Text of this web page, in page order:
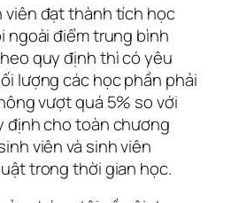
viên đạt thành tích học
ngoài điểm trung bình
quy định thì có yêu
lượng các học phần phải
vượt quá 5% so với
định cho toàn chương
viên và sinh viên
trong thời gian học.